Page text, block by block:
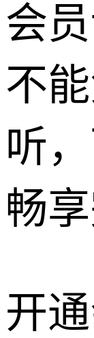
会
不
听
畅
开